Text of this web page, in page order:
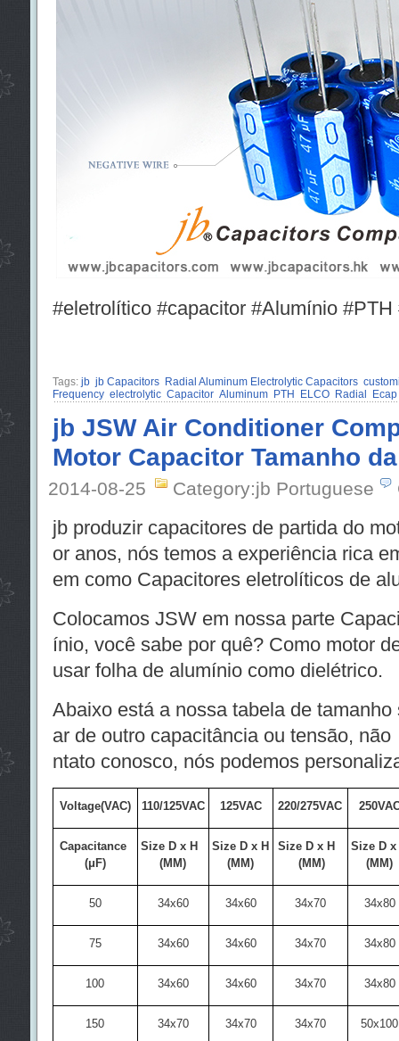
#eletrolítico #capacitor #Alumínio
Tags: jb jb Capacitors Radial Aluminum Electrolytic Capacitors
Frequency electrolytic Capacitor Aluminum PTH ELCO Radial Ecap
jb JSW Air Conditioner
Motor Capacitor Tamanho
2014-08-25 Category:jb Portuguese
jb produzir capacitores de partida do
or anos, nós temos a experiência rica
em como Capacitores eletrolíticos de
Colocamos JSW em nossa parte
ínio, você sabe por quê? Como motor
usar folha de alumínio como dielétrico.
Abaixo está a nossa tabela de
ar de outro capacitância ou tensão,
ntato conosco, nós podemos
Voltage(VAC) 110/125VAC 125VAC 220/275VAC
Capacitance
(μF)
Size D x H
(MM)
Size D x H
(MM)
Size D x H
(MM)
Size D x
(MM)
50 34x60 34x60 34x70 34x80
75 34x60 34x60 34x70 34x80
100 34x60 34x60 34x70 34x80
150 34x70 34x70 34x70 50x100